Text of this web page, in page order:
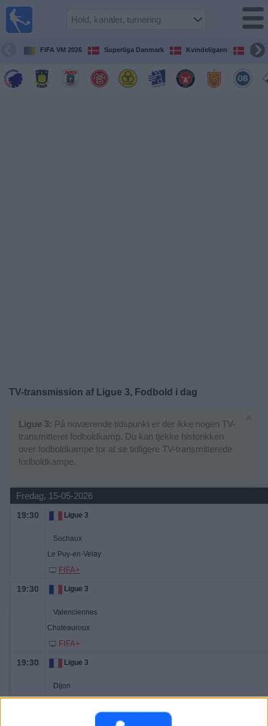
FIFA VM 2026 Superliga Danmark Kvindeligaen DBU
TV-transmission af Ligue 3, Fodbold i dag
Ligue 3: På nuværende tidspunkt er der ikke nogen TV-
transmitteret fodboldkamp. Du kan tjekke historikken
over fodboldkampe for at se tidligere TV-transmitterede
fodboldkampe.
Fredag, 15-05-2026
19:30 Ligue 3
Sochaux
Le Puy-en-Velay
FIFA+
19:30 Ligue 3
Valenciennes
Chateauroux
FIFA+
19:30 Ligue 3
Dijon
Fodbold
TV-
fodboldkampe